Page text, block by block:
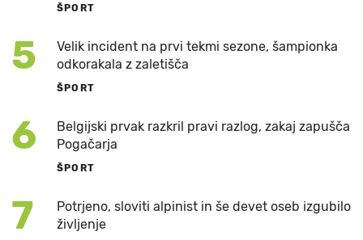
ŠPORT
5
Velik incident na prvi tekmi sezone, šampionka
odkorakala z zaletišča
ŠPORT
6
Belgijski prvak razkril pravi razlog, zakaj zapušča
Pogačarja
ŠPORT
7
Potrjeno, sloviti alpinist in še devet oseb izgubilo
življenje